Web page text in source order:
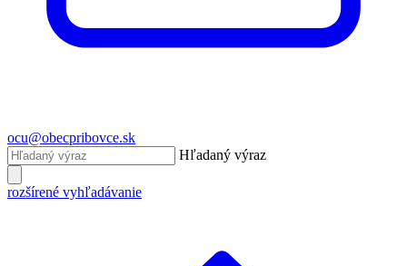
ocu@obecpribovce.sk
Hľadaný výraz
rozšírené vyhľadávanie